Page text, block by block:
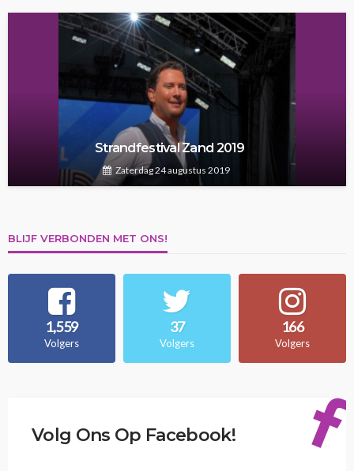
Strandfestival Zand 2019
Zaterdag 24 augustus 2019
BLIJF VERBONDEN MET ONS!
1,559
Volgers
37
Volgers
166
Volgers
Volg Ons Op Facebook!